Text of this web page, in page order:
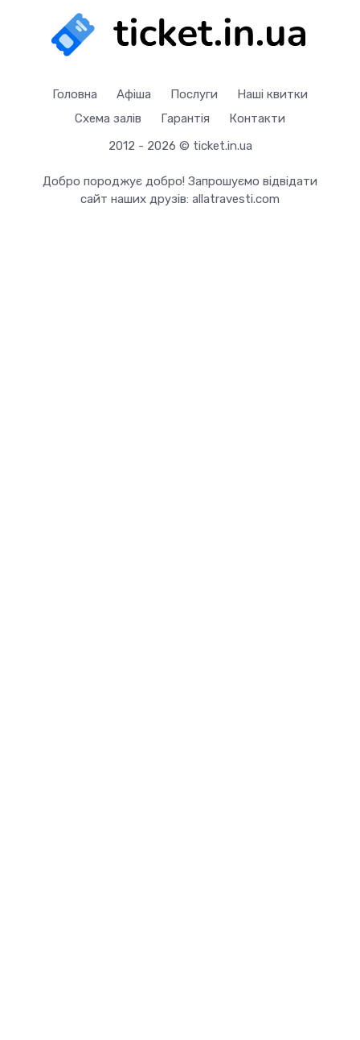
Головна Афіша Послуги
Наші квитки
Схема залів
Гарантія
Контакти
2012 - 2026 © ticket.in.ua
Добро породжує добро! Запрошуємо відвідати
сайт наших друзів: allatravesti.com